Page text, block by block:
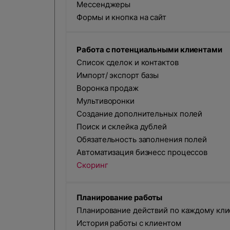
Мессенджеры
Формы и кнопка на сайт
Работа с потенциальными клиентами
Список сделок и контактов
Импорт/ экспорт базы
Воронка продаж
Мультиворонки
Создание дополнительных полей
Поиск и склейка дублей
Обязательность заполнения полей
Автоматизация бизнесс процессов
Скоринг
Планирование работы
Планирование действий по каждому
История работы с клиентом
В ближайшее время с вами